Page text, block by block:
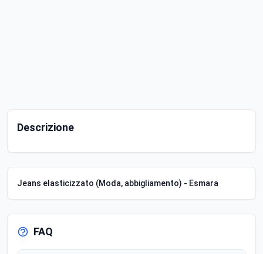
Descrizione
Jeans elasticizzato (Moda, abbigliamento) - Esmara
FAQ